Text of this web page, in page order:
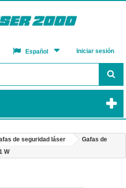
Iniciar sesión
Español
de seguridad láser
Gafas de
W